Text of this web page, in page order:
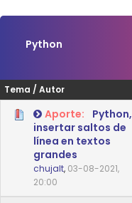
Python
Tema / Autor
Aporte:
Python,
insertar saltos de
línea en textos
grandes
chujalt, 03-08-2021,
20:00